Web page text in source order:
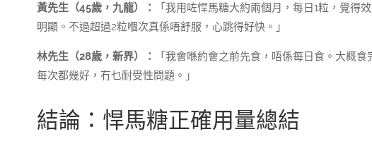
黃先生（45歲，九龍）：
「我用咗悍馬糖大約兩個月，每日1粒，覺得
明顯。不過超過2粒嗰次真係唔舒服，心跳得好快。」
林先生（28歲，新界）：
「我會喺約會之前先食，唔係每日食。大概
每次都幾好，冇乜耐受性問題。」
結論：悍馬糖正確用量總結